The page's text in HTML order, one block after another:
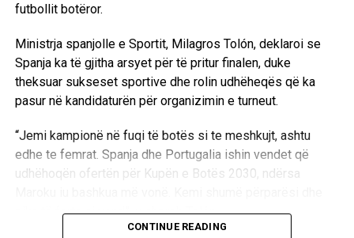
futbollit botëror.
Ministrja spanjolle e Sportit, Milagros Tolón, deklaroi se
Spanja ka të gjitha arsyet për të pritur finalen, duke
theksuar sukseset sportive dhe rolin udhëheqës që ka
pasur në kandidaturën për organizimin e turneut.
“Jemi kampionë në fuqi të botës si te meshkujt, ashtu
edhe te femrat. Spanja dhe Portugalia ishin vendet që
udhëhoqën ofertën për Kupën e Botës 2030, ndërsa
pika të forta si vend”, u shpreh Tolón.
CONTINUE READING